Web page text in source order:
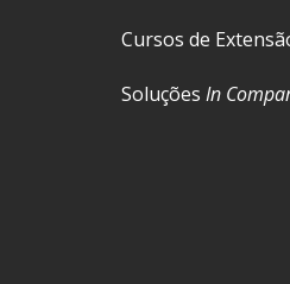
Cursos de
Soluções In